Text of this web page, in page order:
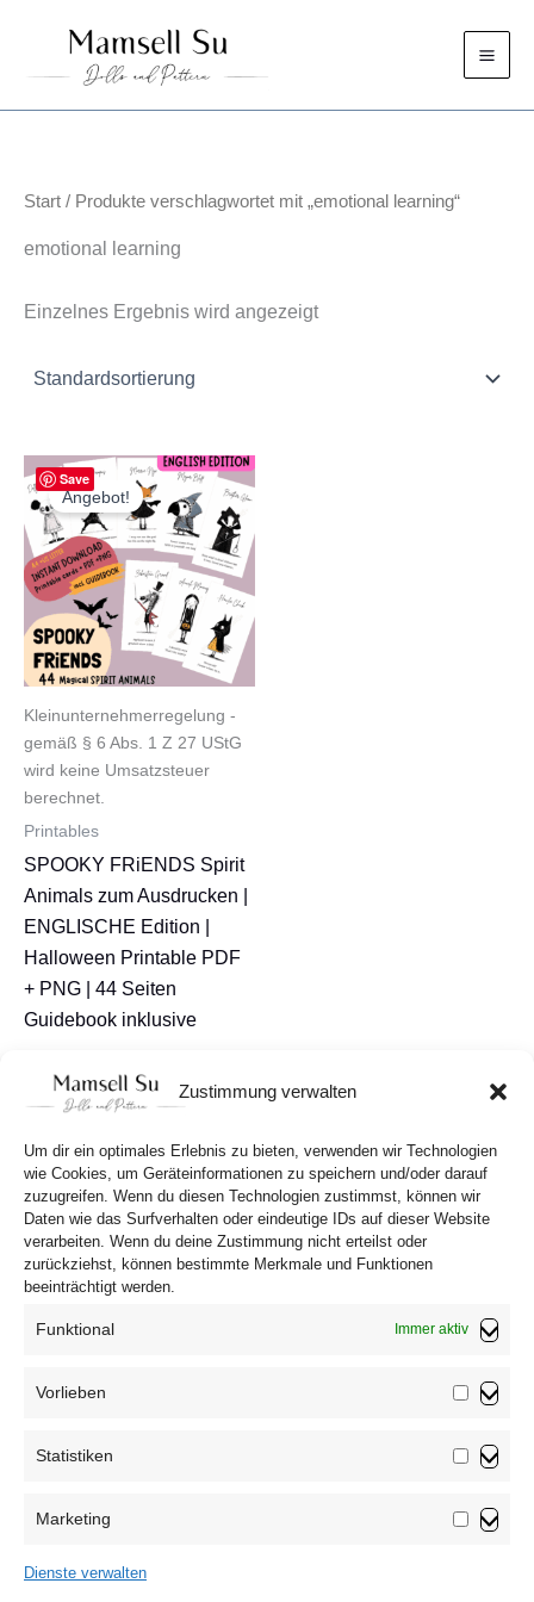
Zustimmung verwalten
Um dir ein optimales Erlebnis zu bieten, verwenden wir Technologien
wie Cookies, um Geräteinformationen zu speichern und/oder darauf
zuzugreifen. Wenn du diesen Technologien zustimmst, können wir
Daten wie das Surfverhalten oder eindeutige IDs auf dieser Website
verarbeiten. Wenn du deine Zustimmung nicht erteilst oder
zurückziehst, können bestimmte Merkmale und Funktionen
beeinträchtigt werden.
Funktional Immer aktiv
Vorlieben
Statistiken
Marketing
Dienste verwalten
springen
Start / Produkte verschlagwortet mit „emotional learning“
emotional learning
Einzelnes Ergebnis wird angezeigt
Angebot!
Kleinunternehmerregelung -
gemäß § 6 Abs. 1 Z 27 UStG
wird keine Umsatzsteuer
berechnet.
Printables
SPOOKY FRiENDS Spirit
Animals zum Ausdrucken |
ENGLISCHE Edition |
Halloween Printable PDF
+ PNG | 44 Seiten
Guidebook inklusive
Preis
war:
Preis
ist:
In den Warenkorb
Save